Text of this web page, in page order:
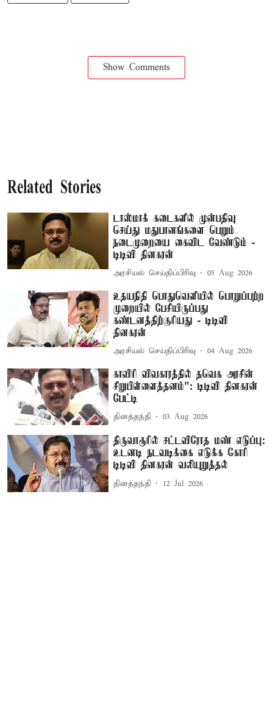
Show Comments
Related Stories
டாஸ்மாக் கடைகளில் முன்பதிவு
செய்து மதுபானங்களை பெறும்
நடைமுறையை கைவிட வேண்டும் -
டிடிவி தினகரன்
அரசியல் செய்திப்பிரிவு 05 Aug 2026
உதயநிதி பொதுவெளியில் பொறுப்பற்ற
முறையில் பேசியிருப்பது
கண்டனத்திற்குரியது - டிடிவி
தினகரன்
அரசியல் செய்திப்பிரிவு 04 Aug 2026
காவிரி விவகாரத்தில் தவெக அரசின்
சிறுபிள்ளைத்தனம்": டிடிவி தினகரன்
பேட்டி
தினத்தந்தி 03 Aug 2026
திருவாரூரில் சட்டவிரோத மண் எடுப்பு:
உடனடி நடவடிக்கை எடுக்க கோரி
டிடிவி தினகரன் வலியுறுத்தல்
தினத்தந்தி 12 Jul 2026